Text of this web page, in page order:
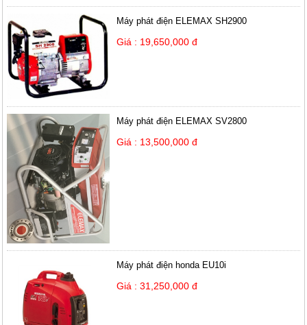
Máy phát điện ELEMAX SH2900
Giá : 19,650,000 đ
Máy phát điện ELEMAX SV2800
Giá : 13,500,000 đ
Máy phát điện honda EU10i
Giá : 31,250,000 đ